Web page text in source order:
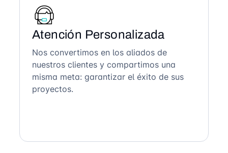
Atención Personalizada
Nos convertimos en los aliados de
nuestros clientes y compartimos una
misma meta: garantizar el éxito de sus
proyectos.